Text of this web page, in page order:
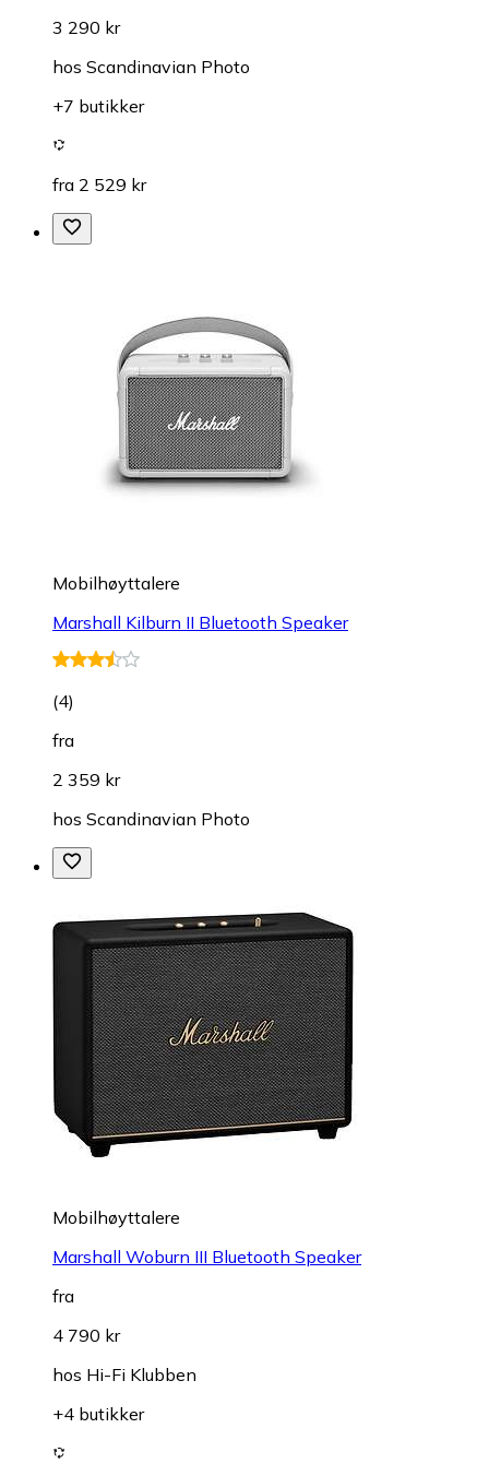
3 290 kr
hos Scandinavian Photo
+7 butikker
fra 2 529 kr
Mobilhøyttalere
Marshall Kilburn II Bluetooth Speaker
(4)
fra
2 359 kr
hos Scandinavian Photo
Mobilhøyttalere
Marshall Woburn III Bluetooth Speaker
fra
4 790 kr
hos Hi-Fi Klubben
+4 butikker